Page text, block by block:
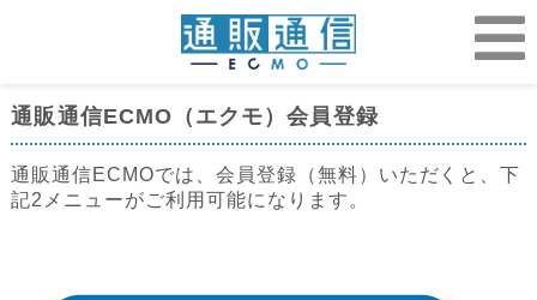
通販通信ECMO（エクモ）会員登録
通販通信ECMOでは、会員登録（無料）いただくと、下
記2メニューがご利用可能になります。